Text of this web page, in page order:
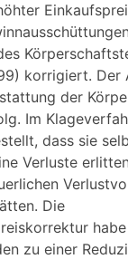
korrigiert. Der
der
Im
dass sie
Verluste
Die
zu einer